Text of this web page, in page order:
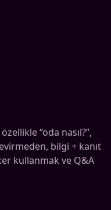
“oda nasıl?”,
bilgi + kanıt
kullanmak ve Q&A